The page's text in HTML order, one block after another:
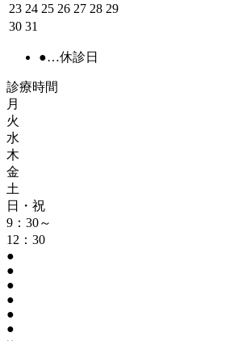
23 24 25 26 27 28 29
30 31
●…休診日
診療時間
月
火
水
木
金
土
日・祝
9：30～
12：30
●
●
●
●
●
●